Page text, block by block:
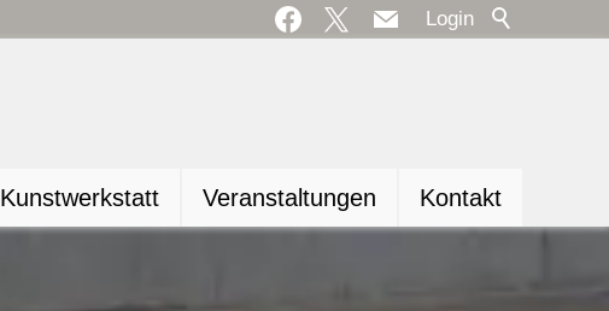
Login
Kunstwerkstatt Veranstaltungen Kontakt